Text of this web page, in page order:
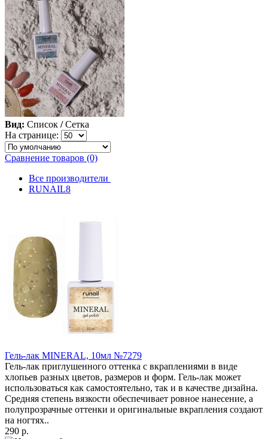
Вид: Список / Сетка
На странице:
Сравнение товаров (0)
Все производители
RUNAIL8
Гель-лак MINERAL, 10мл №7279
Гель-лак приглушенного оттенка с вкраплениями в виде
хлопьев разных цветов, размеров и форм. Гель-лак может
использоваться как самостоятельно, так и в качестве дизайна.
Средняя степень вязкости обеспечивает ровное нанесение, а
полупрозрачные оттенки и оригинальные вкрапления создают
на ногтях..
290 р.